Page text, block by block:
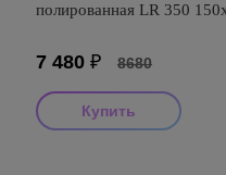
полированная LR 350
7 480 ₽ 8680